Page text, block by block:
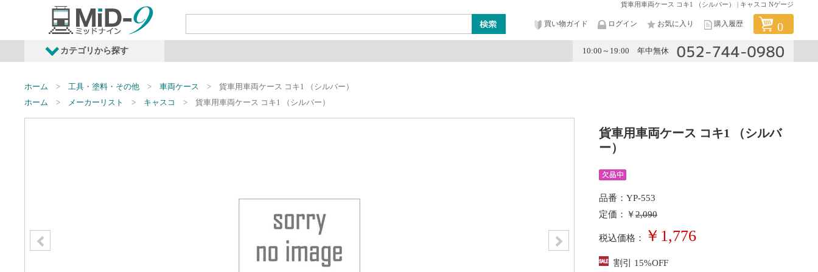
貨車用車両ケース コキ1 （シルバー） | キャスコ Nゲージ
買い物ガイド ログイン お気に入り 購入履歴 0
カテゴリから探す 10:00～19:00 年中無休
発売予定商品 鉄道車両・オプション レイアウト・ジオラマ類
ホーム 工具・塗料・その他 車両ケース
貨車用車両ケース コキ1 （シルバー）
ホーム
メーカーリスト キャスコ 貨車用車両ケース コキ1 （シルバー）
貨車用車両ケース コキ1 （シルバ
ー）
品番：YP-553
定価：￥2,090
税込価格： ￥1,776
割引 15%OFF